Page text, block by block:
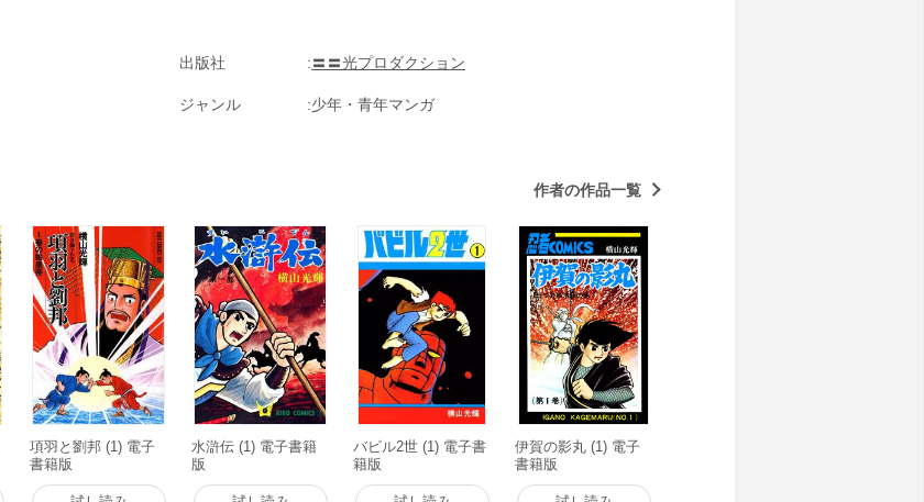
出版社 〓〓光プロダクション
ジャンル 少年・青年マンガ
作者の作品一覧
項羽と劉邦 (1) 電子
書籍版
水滸伝 (1) 電子書籍
版
バビル2世 (1) 電子書
籍版
伊賀の影丸 (1) 電子
書籍版